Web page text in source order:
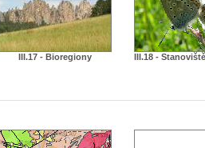
III.17 - Bioregiony III.18 -